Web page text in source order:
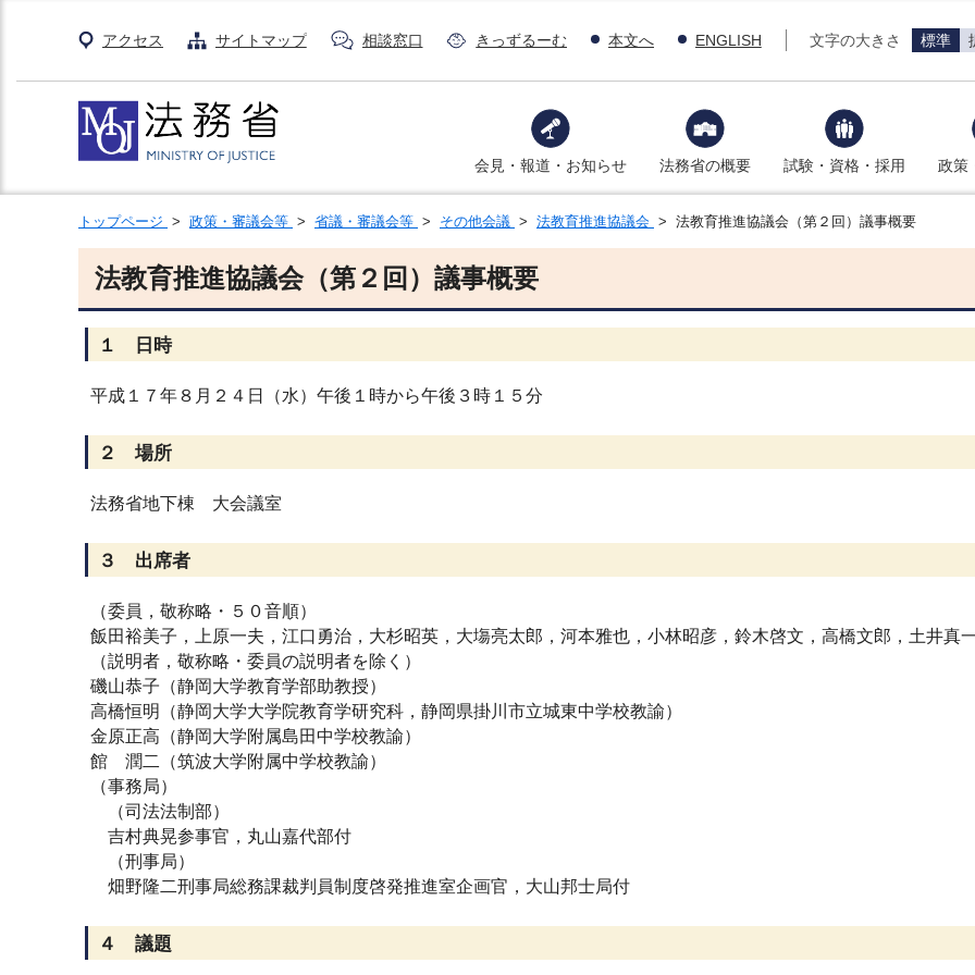
アクセス サイトマップ 相談窓口 きっずるーむ 本文へ ENGLISH 文字の大きさ 標準
会見・報道・お知らせ 法務省の概要 試験・資格・採用 政策
トップページ > 政策・審議会等 > 省議・審議会等 > その他会議 > 法教育推進協議会 > 法教育推進協議会（第２回）議事概要
法教育推進協議会（第２回）議事概要
１ 日時
平成１７年８月２４日（水）午後１時から午後３時１５分
２ 場所
法務省地下棟 大会議室
３ 出席者
（委員，敬称略・５０音順）
飯田裕美子，上原一夫，江口勇治，大杉昭英，大塲亮太郎，河本雅也，小林昭彦，鈴木啓文，高橋文郎，土井真
（説明者，敬称略・委員の説明者を除く）
磯山恭子（静岡大学教育学部助教授）
高橋恒明（静岡大学大学院教育学研究科，静岡県掛川市立城東中学校教諭）
金原正高（静岡大学附属島田中学校教諭）
館 潤二（筑波大学附属中学校教諭）
（事務局）
（司法法制部）
吉村典晃参事官，丸山嘉代部付
（刑事局）
畑野隆二刑事局総務課裁判員制度啓発推進室企画官，大山邦士局付
４ 議題